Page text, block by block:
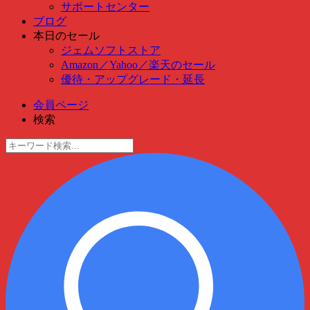
サポートセンター
ブログ
本日のセール
ジェムソフトストア
Amazon ／Yahoo ／楽天のセール
優待・アップグレード・延長
会員ページ
検索